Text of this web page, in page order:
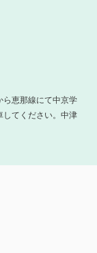
ら恵那線にて中京学
してください。中津